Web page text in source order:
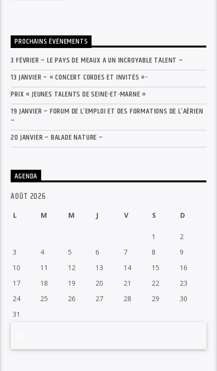
PROCHAINS ÉVÉNEMENTS
3 FÉVRIER – LE PAYS DE MEAUX A UN INCROYABLE TALENT –
13 JANVIER – « CONCERT CORDES ET INVITÉS »-
PRIX « JEUNES TALENTS DE SEINE-ET-MARNE »
19 JANVIER – FORUM DE L’EMPLOI ET DES FORMATIONS DE L’AÉRIEN
–
20 JANVIER – BALADE NATURE –
AGENDA
AOÛT 2026
L M M J V S D
1
2
3
4 5 6 7 8
9
10
11 12 13 14 15
16
17
18 19 20 21 22
23
24
25 26 27 28 29
30
31